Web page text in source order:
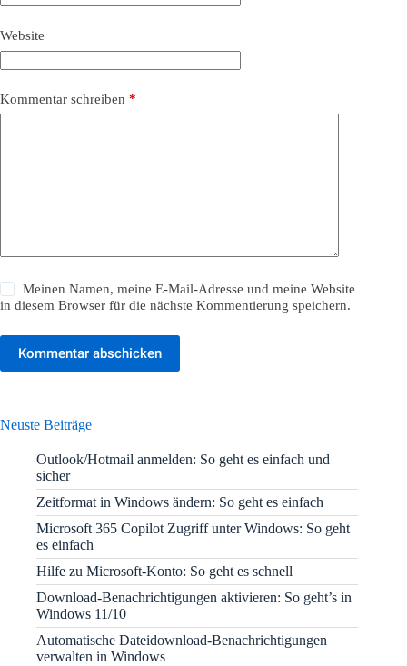
Website
Kommentar schreiben *
Meinen Namen, meine E-Mail-Adresse und meine Website
in diesem Browser für die nächste Kommentierung speichern.
Kommentar abschicken
Neuste Beiträge
Outlook/Hotmail anmelden: So geht es einfach und
sicher
Zeitformat in Windows ändern: So geht es einfach
Microsoft 365 Copilot Zugriff unter Windows: So geht
es einfach
Hilfe zu Microsoft-Konto: So geht es schnell
Download-Benachrichtigungen aktivieren: So geht’s in
Windows 11/10
Automatische Dateidownload-Benachrichtigungen
verwalten in Windows